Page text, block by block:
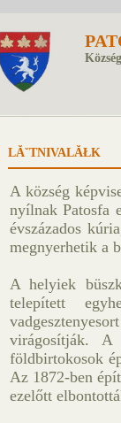
LĂˇTNIVALĂŁK
A község
nyílnak Patosfa
évszázados
megnyerhetik a
A helyiek
telepített
virágosítják.
földbirtokosok
Az 1872-ben
ezelőtt